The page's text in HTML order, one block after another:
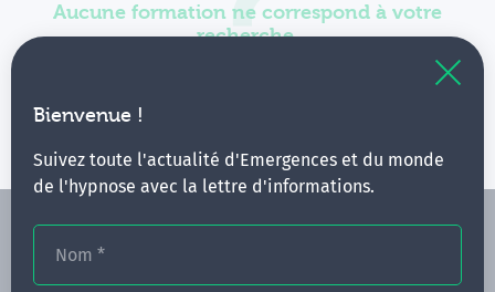
Bienvenue !
Suivez toute l'actualité d'Emergences et du monde
de l'hypnose avec la lettre d'informations.
Nom *
Aucune formation ne correspond à votre
recherche.
Vous pouvez renouveler votre requête en élargissant